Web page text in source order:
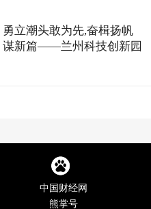
勇立潮头敢为先,奋楫扬帆
谋新篇——兰州科技创新园
中国财经网
熊掌号